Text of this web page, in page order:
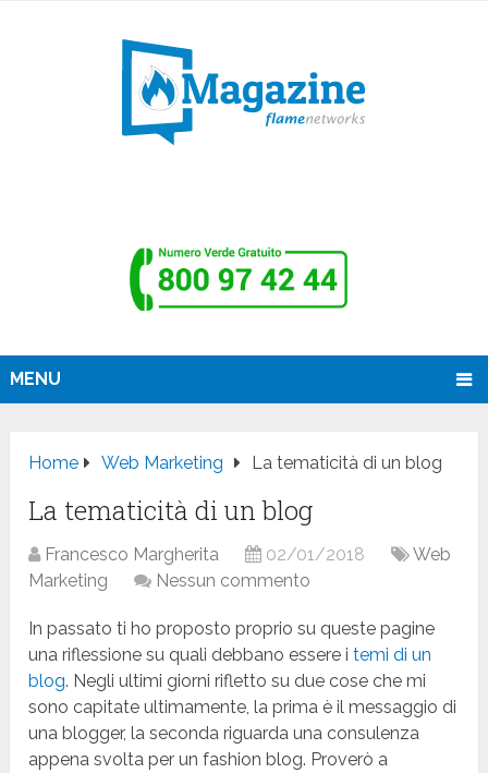
MENU
Home Web Marketing La tematicità di un blog
La tematicità di un blog
Francesco Margherita 02/01/2018
Web
Marketing
Nessun commento
In passato ti ho proposto proprio su queste pagine
una riflessione su quali debbano essere itemi di un
blog. Negli ultimi giorni rifletto su due cose che mi
sono capitate ultimamente, la prima è il messaggio di
una blogger, la seconda riguarda una consulenza
appena svolta per un fashion blog. Proverò a